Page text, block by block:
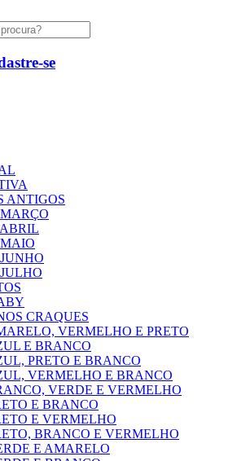
se
ANTIGOS
CRAQUES
VERMELHO E PRETO
E BRANCO
PRETO E BRANCO
VERMELHO E BRANCO
VERDE E VERMELHO
E BRANCO
E VERMELHO
BRANCO E VERMELHO
E AMARELO